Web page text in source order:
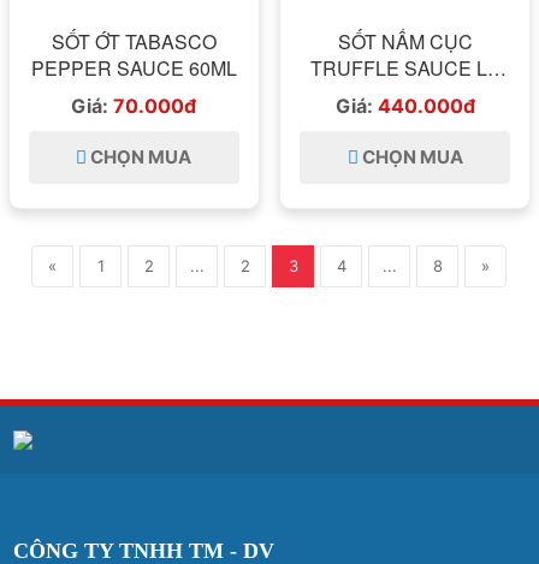
SỐT ỚT TABASCO
PEPPER SAUCE 60ML
Giá:70.000đ
CHỌN MUA
SỐT NẤM CỤC
TRUFFLE SAUCE LA
SICILIA ITALIA 500
GRAM
Giá: 440.000đ
CHỌN MUA
« 1 2 ... 2 3 4 ... 8 »
CÔNG TY TNHH TM - DV